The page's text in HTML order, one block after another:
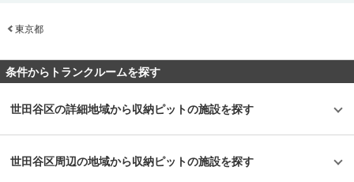
事前審査が必要です。クレジットカード決済ご利用の場合、事前審査が不要
のため、スピーディーな契約及び即日利用が可能となります。 ご契約手続
用も可能です。 時期によってお得なキャンペーンを行なっておりますの
で、ご契約の前にLIFULLトランクルームのHPをご覧ください。お手頃な価
オープンした関東1号店「収納PIT墨田向島5丁目店」を始めとして首都圏に
スピードアップで、2020年3月現在は関東で全11店舗を運営している。 東
けではなく、お客様に一番近いトランクルームを提供するために社員教育に
た、2025年に開催予定の大阪万博をはじめ、再開発エリアも多く、今後人
波、兵庫県の西宮、三宮エリアなどに注力していきたいと考えております。
り、引っ越し荷物などの大型荷物の一時保管にもご利用頂けます。 セキュ
などのセキュリティ体制を備えております。 人感センサーとLED照明も設
置しており、夜間に照明のスイッチを探す手間なく荷物を収納頂けます。
すので、お気軽にお問い合わせください。 費用や契約について教えてくだ
さい。 月額3,080円の低価格でご利用いただける「収納PIT芦屋業平橋店」
い。 また、「収納PIT芦屋業平橋店」また、「収納PIT芦屋業平橋店」は6ヶ
月以上のご利用を条件に、「3ヶ月間50％OFF」と「初期費用無料」の特別
365日運営しているので、時間帯を気にせず荷物を搬入搬出頂けます。 荷物
各スペースの高さは1.9mで、天井にはネットフェンスを設置しているた
め、荷物が盗難される心配はございません。 また、「収納PIT吹田宇野辺駅
などを設置してしっかりとした空調対策を行なっております。 主にどんな
府の宇野辺、青葉丘、穂積、松ヶ本町、新芦屋上、千里丘、紫明園周辺にお
に多くご利用頂いており、ユーザー層も個人からファミリーまで幅広いで
す。主な収納物としては季節物のお洋服や、思い出の品やゴルフなどの趣味
東京都
条件からトランクルームを探す
世田谷区の詳細地域から収納ピットの施設を探す
世田谷区周辺の地域から収納ピットの施設を探す